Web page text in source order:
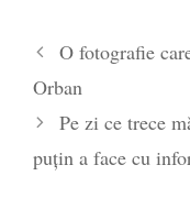
O fotografie
Orban
Pe zi ce trece
puțin a face cu